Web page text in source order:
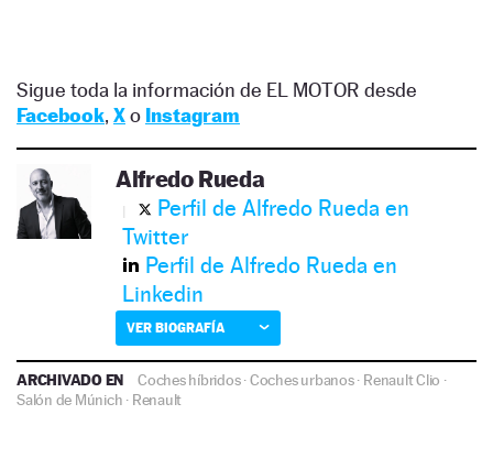
Sigue toda la información de EL MOTOR desde
Facebook, Xo Instagram
Alfredo Rueda
Perfil de Alfredo Rueda en
Twitter
Perfil de Alfredo Rueda en
Linkedin
VER BIOGRAFÍA
ARCHIVADO EN Coches híbridos·Coches urbanos· Renault Clio ·
Salón de Múnich · Renault